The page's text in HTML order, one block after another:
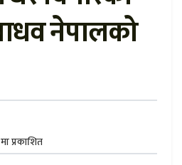
नेपालको
प्रकाशित